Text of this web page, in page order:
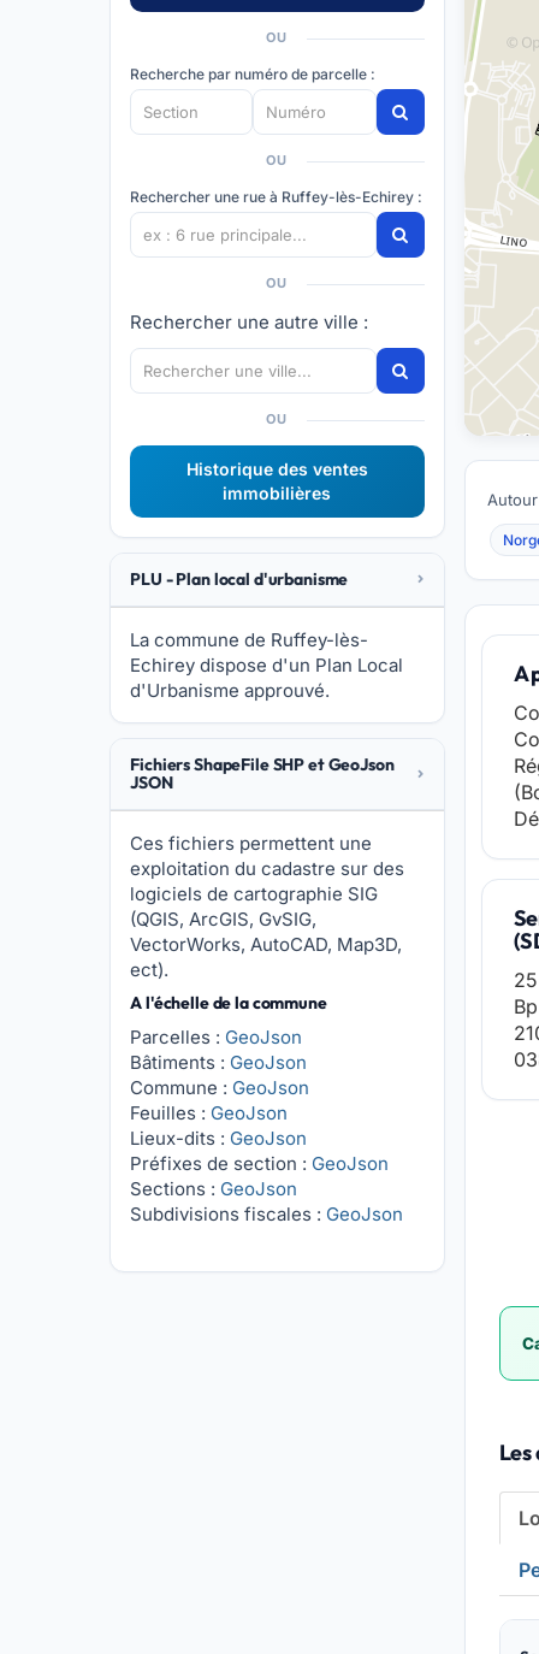
OU
Recherche par numéro de parcelle :
OU
Rechercher une rue à Ruffey-lès-Echirey :
OU
Rechercher une autre ville :
OU
Historique des ventes
immobilières
PLU - Plan local d'urbanisme
La commune de Ruffey-lès-
Echirey dispose d'un Plan Local
d'Urbanisme approuvé.
Fichiers ShapeFile SHP et GeoJson
JSON
Ces fichiers permettent une
exploitation du cadastre sur des
logiciels de cartographie SIG
(QGIS, ArcGIS, GvSIG,
VectorWorks, AutoCAD, Map3D,
ect).
A l'échelle de la commune
Parcelles : GeoJson
Bâtiments : GeoJson
Commune : GeoJson
Feuilles : GeoJson
Lieux-dits : GeoJson
Préfixes de section : GeoJson
Sections : GeoJson
Subdivisions fiscales : GeoJson
A